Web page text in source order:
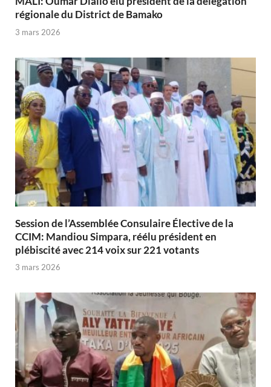
régionale du District de Bamako
3 mars 2026
Session de l’Assemblée Consulaire Élective de la
CCIM: Mandiou Simpara, réélu président en
plébiscité avec 214 voix sur 221 votants
3 mars 2026